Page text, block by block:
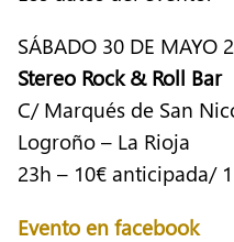
SÁBADO 30 DE MAYO
Stereo Rock & Roll Bar
C/ Marqués de San
Logroño – La Rioja
23h – 10€ anticipada/
Evento en facebook